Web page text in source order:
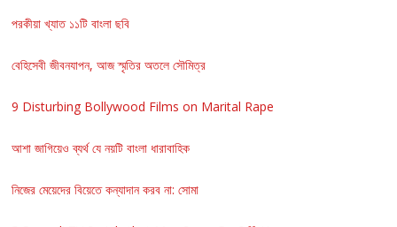
পরকীয়া খ্যাত ১১টি বাংলা ছবি
বেহিসেবী জীবনযাপন, আজ স্মৃতির অতলে সৌমিত্র
9 Disturbing Bollywood Films on Marital Rape
আশা জাগিয়েও ব্যর্থ যে নয়টি বাংলা ধারাবাহিক
নিজের মেয়েদের বিয়েতে কন্যাদান করব না: সোমা